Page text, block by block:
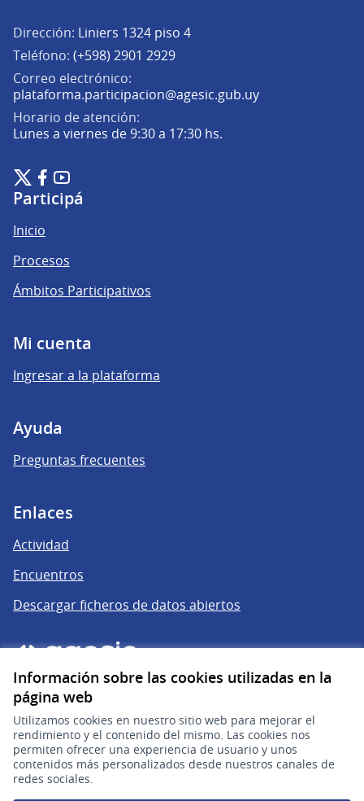
Información sobre las cookies utilizadas en la
página web
Utilizamos cookies en nuestro sitio web para mejorar el
rendimiento y el contenido del mismo. Las cookies nos
permiten ofrecer una experiencia de usuario y unos
contenidos más personalizados desde nuestros canales de
redes sociales.
Dirección: Liniers 1324 piso 4
Teléfono: (+598) 2901 2929
Correo electrónico:
plataforma.participacion@agesic.gub.uy(Abrir en una
Horario de atención:
Lunes a viernes de 9:30 a 17:30 hs.
Plataforma de Participación Ciudadana Digital en X
(Enlace externo)
Plataforma de Participación Ciudadana Digital en Facebook
(Enlace externo)
Plataforma de Participación Ciudadana Digital en
(Enlace externo)
Participá
Inicio
Procesos
Ámbitos Participativos
Mi cuenta
Ingresar a la plataforma
Ayuda
Preguntas frecuentes
Enlaces
Actividad
Encuentros
Descargar ficheros de datos abiertos
gub.uy
(Enlace externo)